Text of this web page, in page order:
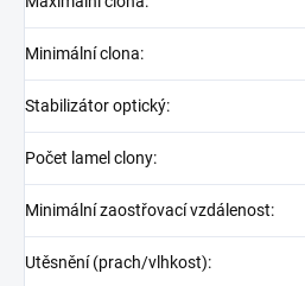
Minimální clona:
Stabilizátor optický:
Počet lamel clony:
Minimální zaostřovací vzdálenost:
Utěsnění (prach/vlhkost):